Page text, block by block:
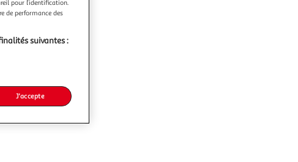
pour l’identification.
de performance des
suivantes :
J'accepte